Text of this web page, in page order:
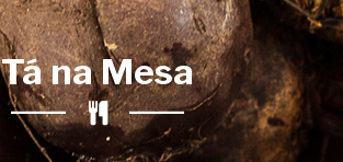
Tá na Mesa